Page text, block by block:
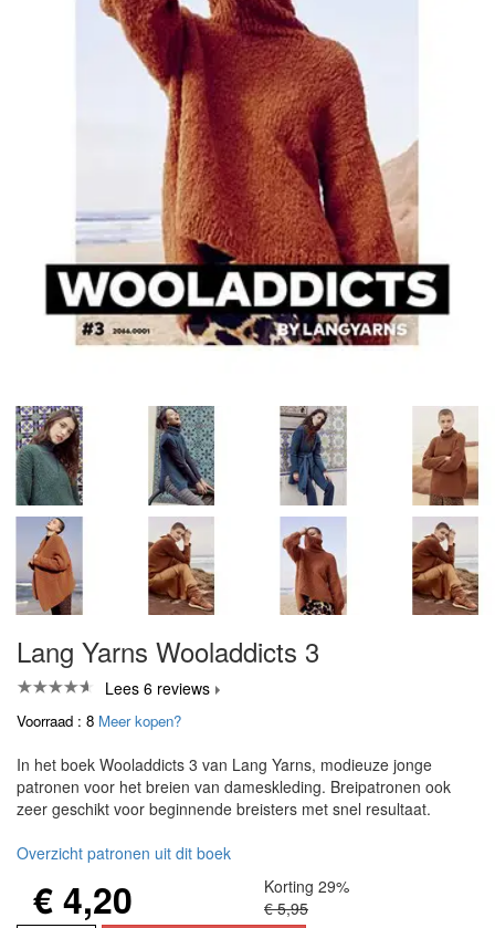
Lang Yarns Wooladdicts 3
Lees 6 reviews
Voorraad : 8 Meer kopen?
In het boek Wooladdicts 3 van Lang Yarns, modieuze jonge
patronen voor het breien van dameskleding. Breipatronen ook
zeer geschikt voor beginnende breisters met snel resultaat.
Overzicht patronen uit dit boek
€ 4,20
Korting 29%
€ 5,95